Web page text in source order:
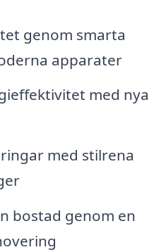
genom smarta
apparater
med nya
med stilrena
bostad genom en